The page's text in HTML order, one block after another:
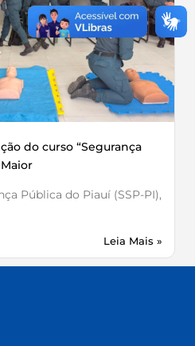
do curso “Segurança
Pública do Piauí (SSP-PI),
Leia Mais »